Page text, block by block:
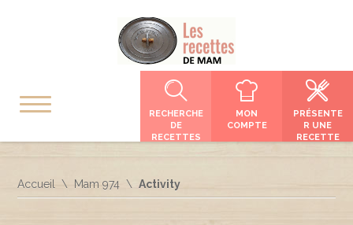
RECHERCHE
DE
RECETTES
MON
COMPTE
PRÉSENTE
R UNE
RECETTE
Accueil Mam 974 Activity